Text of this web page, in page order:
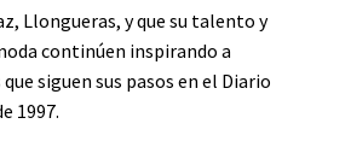
Llongueras, y que su talento y
continúen inspirando a
siguen sus pasos en el Diario
1997.